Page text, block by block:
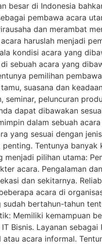
besar di Indonesia
pembawa acara
dan merambat
haruslah menjadi
kondisi acara yang
sebuah acara yang
pemilihan
suasana dan
peluncuran
dapat dibawakan
dalam sebuah
yang sesuai dengan
Tentunya
pilihan utama:
acara. Pengalaman
dan sekitarnya.
acara di
bertahun-tahun
Memiliki kemampuan
Bisnis. Layanan
acara informal.